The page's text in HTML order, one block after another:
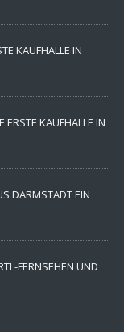
KAUFHALLE IN
ERSTE KAUFHALLE IN
DARMSTADT EIN
FERNSEHEN UND